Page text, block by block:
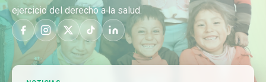
ejercicio del derecho a la salud.